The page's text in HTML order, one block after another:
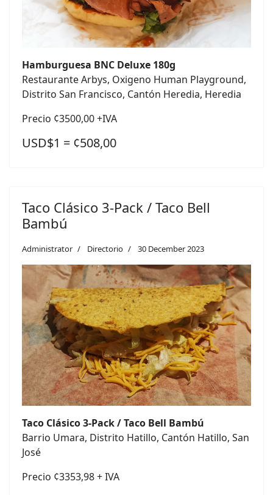
Hamburguesa BNC Deluxe 180g
Restaurante Arbys, Oxigeno Human Playground,
Distrito San Francisco, Cantón Heredia, Heredia
Precio ¢3500,00 +IVA
USD$1 = ¢508,00
Taco Clásico 3-Pack / Taco Bell
Bambú
Administrator Directorio 30 December 2023
Taco Clásico 3-Pack / Taco Bell Bambú
Barrio Umara, Distrito Hatillo, Cantón Hatillo, San
José
Precio ¢3353,98 + IVA